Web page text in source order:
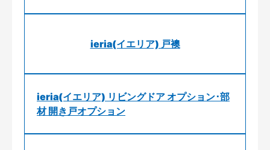
ieria(イエリア) 戸襖
ieria(イエリア) リビングドア オプション･部
材 開き戸オプション